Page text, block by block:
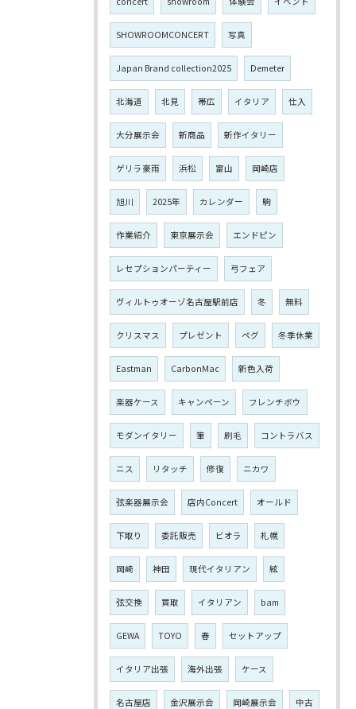
SHOWROOMCONCERT 写真
Japan Brand collection2025 Demeter
北海道 北見 帯広 イタリア 仕入
大分展示会 新商品 新作イタリー
ゲリラ豪雨 浜松 富山 岡崎店
旭川 2025年 カレンダー 駒
作業紹介 東京展示会 エンドピン
レセプションパーティー 弓フェア
ヴィルトゥオーゾ名古屋駅前店 冬 無料
クリスマス プレゼント ペグ 冬季休業
Eastman CarbonMac 新色入荷
楽器ケース キャンペーン フレンチボウ
モダンイタリー 筆 刷毛 コントラバス
ニス リタッチ 修復 ニカワ
弦楽器展示会 店内Concert オールド
下取り 委託販売 ビオラ 札幌
岡崎 神田 現代イタリアン 絃
弦交換 買取 イタリアン bam
GEWA TOYO 春 セットアップ
イタリア出張 海外出張 ケース
名古屋店 金沢展示会 岡崎展示会 中古